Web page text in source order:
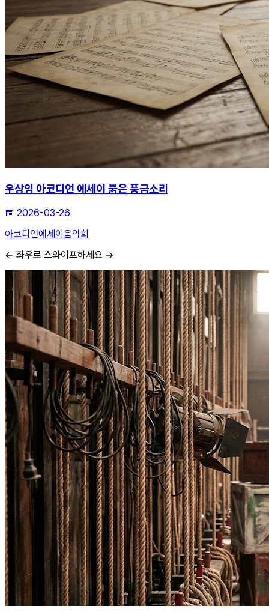
우상임 아코디언 에세이 붉은 풍금소리
📅 2026-03-26
아코디언에세이 음악회
← 좌우로 스와이프하세요 →